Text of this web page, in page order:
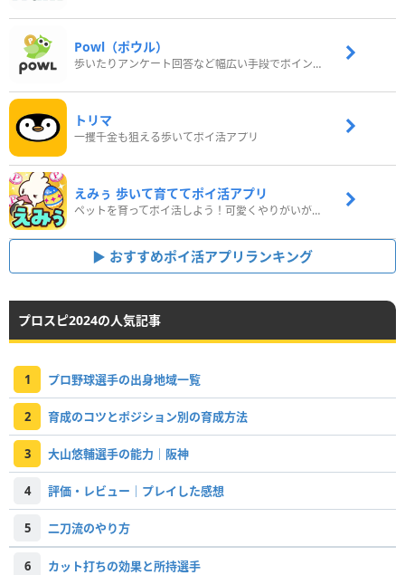
Powl（ポウル）
歩いたりアンケート回答など幅広い手段でポイントをゲット
トリマ
一攫千金も狙える歩いてポイ活アプリ
えみぅ 歩いて育ててポイ活アプリ
ペットを育ってポイ活しよう！可愛くやりがいがある新感覚アプリ
おすすめポイ活アプリランキング
プロスピ2024の人気記事
1 プロ野球選手の出身地域一覧
2 育成のコツとポジション別の育成方法
3 大山悠輔選手の能力｜阪神
4 評価・レビュー｜プレイした感想
5 二刀流のやり方
6 カット打ちの効果と所持選手